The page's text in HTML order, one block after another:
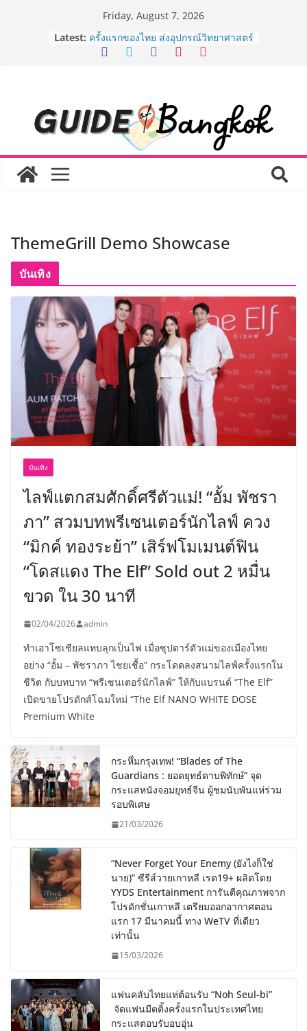
Friday, August 7, 2026
Latest: “ตลาดดอกไม้สี่มุมเมือง” ศูนย์รวมดอกไม้
สด ดอกไม้ประดิษฐ์ พวงมาลัย และสังฆ
ครั้งแรกของไทย ส่งอุปกรณ์วิทยาศาสตร์
“CE-7 MATCH” ฝีมือคนไทย ร่วมภารกิจ
สำรวจดวงจันทร์ 24 สิงหาคมนี้
8.8 “ซูเลียน” รวมพลังนักธุรกิจทั่ว
ประเทศ จัดประชุมใหญ่แห่งปี พบ CEO
ราชวงศ์” พุ่งทะยานสู่น่านฟ้า
ระดับผลิตภัณฑ์ท้องถิ่นสู่ตลาดเชิง
พาณิชย์อย่างยั่งยืน
ThemeGrill Demo Showcase
บันเทิง
บันเทิง
ไลฟ์แตกสมศักดิ์ศรีตัวแม่! “อั้ม พัชรา
ภา” สวมบทพรีเซนเตอร์นักไลฟ์ ควง
“มิกค์ ทองระย้า” เสิร์ฟโมเมนต์ฟิน
“โดสแดง The Elf” Sold out 2 หมื่น
ขวด ใน 30 นาที
02/04/2026 admin
ทำเอาโซเชียลแทบลุกเป็นไฟ เมื่อซุปตาร์ตัวแม่ของเมืองไทย
อย่าง “อั้ม – พัชราภา ไชยเชื้อ” กระโดดลงสนามไลฟ์ครั้งแรกใน
ชีวิต กับบทบาท “พรีเซนเตอร์นักไลฟ์” ให้กับแบรนด์ “The Elf”
เปิดขายโปรดักส์โฉมใหม่ “The Elf NANO WHITE DOSE
Premium White
กระหึ่มกรุงเทพ! “Blades of The
Guardians : ยอดยุทธ์ดาบพิทักษ์” จุด
กระแสหนังจอมยุทธ์จีน ผู้ชมนับพันแห่ร่วม
รอบพิเศษ
21/03/2026
“Never Forget Your Enemy (ยังไงก็ใช่
นาย)” ซีรีส์วายเกาหลี เรต19+ ผลิตโดย
YYDS Entertainment การันตีคุณภาพจาก
โปรดักชั่นเกาหลี เตรียมออกอากาศตอน
แรก 17 มีนาคมนี้ ทาง WeTV ที่เดียว
เท่านั้น
15/03/2026
แฟนคลับไทยแห่ต้อนรับ “Noh Seul-bi”
จัดแฟนมีตติ้งครั้งแรกในประเทศไทย
กระแสตอบรับอบอุ่น